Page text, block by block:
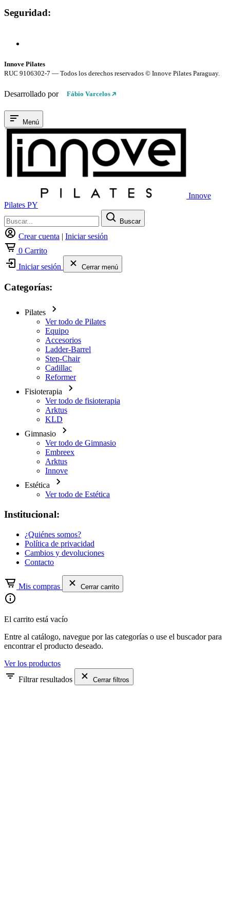
Seguridad:
Innove Pilates
RUC 9106302-7 — Todos los derechos reservados © Innove Pilates Paraguay.
Desarrollado por Fábio Varcelos
Menú
Innove
Pilates PY
Buscar
Crear cuenta | Iniciar sesión
0 Carrito
Iniciar sesión
Cerrar menú
Categorías:
Pilates
Ver todo de Pilates
Equipo
Accesorios
Ladder-Barrel
Step-Chair
Cadillac
Reformer
Fisioterapia
Ver todo de fisioterapia
Arktus
KLD
Gimnasio
Ver todo de Gimnasio
Embreex
Arktus
Innove
Estética
Ver todo de Estética
Institucional:
¿Quiénes somos?
Política de privacidad
Cambios y devoluciones
Contacto
Mis compras Cerrar carrito
El carrito está vacío
Entre al catálogo, navegue por las categorías o use el buscador para
encontrar el producto deseado.
Ver los productos
Filtrar resultados
Cerrar filtros